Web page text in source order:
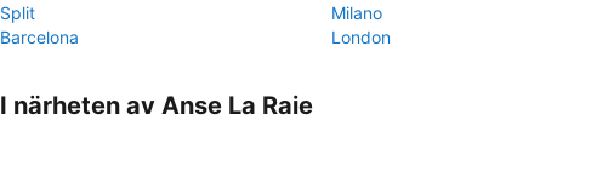
Split
Milano
Barcelona
London
I närheten av Anse La Raie